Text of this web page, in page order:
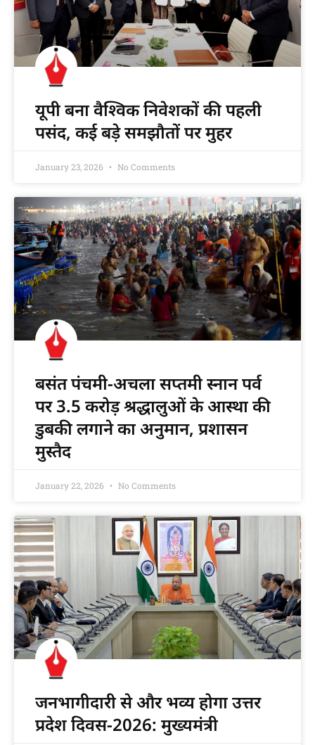
यूपी बना वैश्विक निवेशकों की पहली
पसंद, कई बड़े समझौतों पर मुहर
January 23, 2026 No Comments
बसंत पंचमी-अचला सप्तमी स्नान पर्व
पर 3.5 करोड़ श्रद्धालुओं के आस्था की
डुबकी लगाने का अनुमान, प्रशासन
मुस्तैद
January 22, 2026 No Comments
जनभागीदारी से और भव्य होगा उत्तर
प्रदेश दिवस-2026: मुख्यमंत्री